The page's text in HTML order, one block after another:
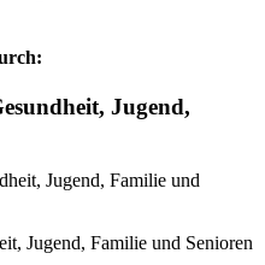
Jugend,
Jugend, Familie und Senioren